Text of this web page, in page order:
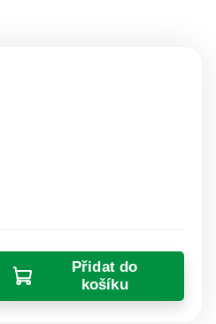
Přidat do
košíku